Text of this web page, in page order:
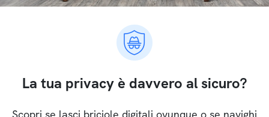
La tua privacy è davvero al sicuro?